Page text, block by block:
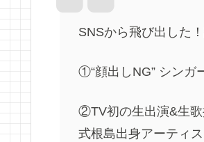
SNSから飛び出した
①“顔出しNG” シンガ
②TV初の生出演&生歌
式根島出身アーティ